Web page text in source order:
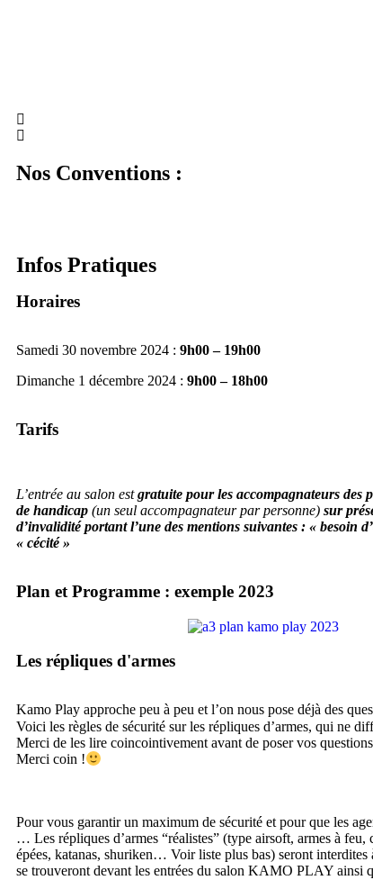
Nos Conventions :
Infos Pratiques
Horaires
Samedi 30 novembre 2024 : 9h00 – 19h00
Dimanche 1 décembre 2024 : 9h00 – 18h00
Tarifs
L’entrée au salon est gratuite pour les accompagnateurs des
de handicap (un seul accompagnateur par personne) sur
d’invalidité portant l’une des mentions suivantes : « besoin
« cécité »
Plan et Programme : exemple 2023
Les répliques d'armes
Kamo Play approche peu à peu et l’on nous pose déjà des
Voici les règles de sécurité sur les répliques d’armes, qui ne
Merci de les lire coincointivement avant de poser vos
Merci coin !
Pour vous garantir un maximum de sécurité et pour que les
… Les répliques d’armes “réalistes” (type airsoft, armes à
épées, katanas, shuriken… Voir liste plus bas) seront
se trouveront devant les entrées du salon KAMO PLAY ainsi